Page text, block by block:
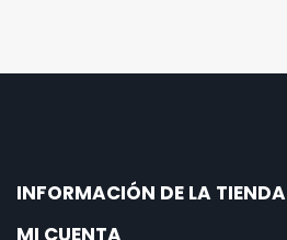
INFORMACIÓN DE LA TIENDA
MI CUENTA